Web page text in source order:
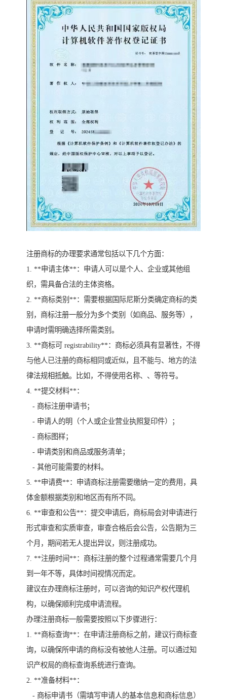
注册商标的办理要求通常包括以下几个方面：
1. **申请主体**：申请人可以是个人、企业或其他组
织，需具备合法的主体资格。
2. **商标类别**：需要根据国际尼斯分类确定商标的类
别，商标注册一般分为多个类别（如商品、服务等），
申请时需明确选择所需类别。
3. **商标可 registrability**：商标必须具有显著性，不得
与他人已注册的商标相同或近似，且不能与、地方的法
律法规相抵触。比如，不得使用名称、、等符号。
4. **提交材料**：
- 商标注册申请书；
- 申请人的明（个人或企业营业执照复印件）；
- 商标图样；
- 申请类别和商品或服务清单；
- 其他可能需要的材料。
5. **申请费**：申请商标注册需要缴纳一定的费用，具
体金额根据类别和地区而有所不同。
6. **审查和公告**：提交申请后，商标局会对申请进行
形式审查和实质审查，审查合格后会公告，公告期为三
个月，期间若无人提出异议，则注册成功。
7. **注册时间**：商标注册的整个过程通常需要几个月
到一年不等，具体时间视情况而定。
建议在办理商标注册时，可以咨询的知识产权代理机
构，以确保顺利完成申请流程。
办理注册商标一般需要按照以下步骤进行：
1. **商标查询**：在申请注册商标之前，建议行商标查
询，以确保所申请的商标没有被他人注册。可以通过知
识产权局的商标查询系统进行查询。
2. **准备材料**：
- 商标申请书（需填写申请人的基本信息和商标信息）